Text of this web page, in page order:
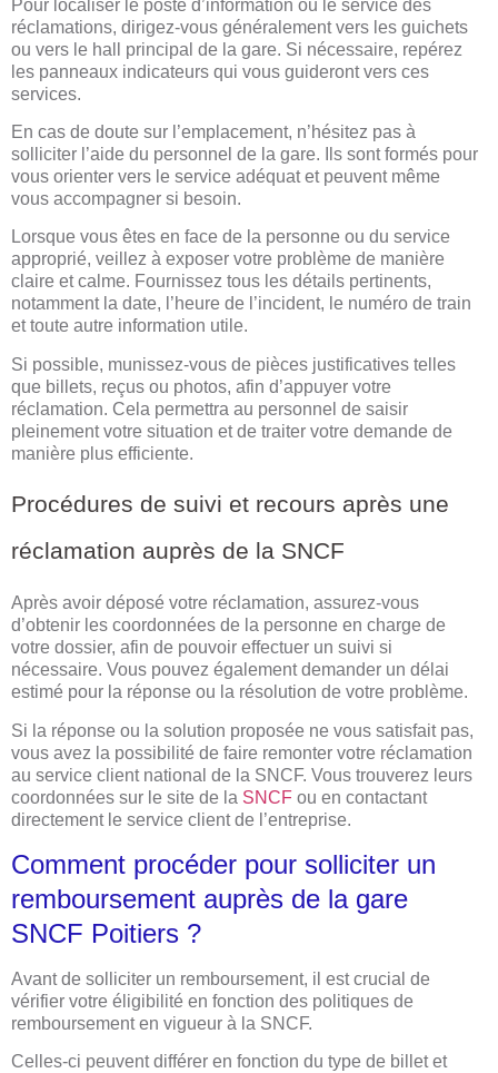
Pour localiser le poste d’information ou le service des
réclamations, dirigez-vous généralement vers les guichets
ou vers le hall principal de la gare. Si nécessaire, repérez
les panneaux indicateurs qui vous guideront vers ces
services.
En cas de doute sur l’emplacement, n’hésitez pas à
solliciter l’aide du personnel de la gare. Ils sont formés pour
vous orienter vers le service adéquat et peuvent même
vous accompagner si besoin.
Lorsque vous êtes en face de la personne ou du service
approprié, veillez à exposer votre problème de manière
claire et calme. Fournissez tous les détails pertinents,
notamment la date, l’heure de l’incident, le numéro de train
et toute autre information utile.
Si possible, munissez-vous de pièces justificatives telles
que billets, reçus ou photos, afin d’appuyer votre
réclamation. Cela permettra au personnel de saisir
pleinement votre situation et de traiter votre demande de
manière plus efficiente.
Procédures de suivi et recours après une
réclamation auprès de la SNCF
Après avoir déposé votre réclamation, assurez-vous
d’obtenir les coordonnées de la personne en charge de
votre dossier, afin de pouvoir effectuer un suivi si
nécessaire. Vous pouvez également demander un délai
estimé pour la réponse ou la résolution de votre problème.
Si la réponse ou la solution proposée ne vous satisfait pas,
vous avez la possibilité de faire remonter votre réclamation
au service client national de la SNCF. Vous trouverez leurs
coordonnées sur le site de la SNCF ou en contactant
directement le service client de l’entreprise.
Comment procéder pour solliciter un
remboursement auprès de la gare
SNCF Poitiers ?
Avant de solliciter un remboursement, il est crucial de
vérifier votre éligibilité en fonction des politiques de
remboursement en vigueur à la SNCF.
Celles-ci peuvent différer en fonction du type de billet et